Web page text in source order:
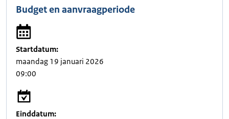
Budget en aanvraagperiode
Startdatum:
maandag 19 januari 2026
09:00
Einddatum: